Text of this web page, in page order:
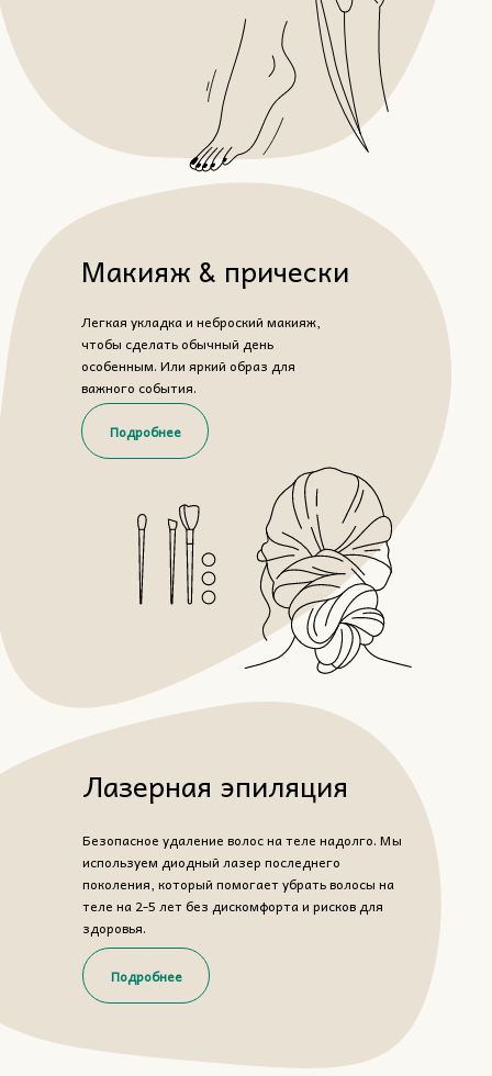
Макияж & прически
Легкая укладка и неброский макияж,
чтобы сделать обычный день
особенным. Или яркий образ для
важного события.
Подробнее
Лазерная эпиляция
Безопасное удаление волос на теле надолго. Мы
используем диодный лазер последнего
поколения, который помогает убрать волосы на
теле на 2-5 лет без дискомфорта и рисков для
здоровья.
Подробнее